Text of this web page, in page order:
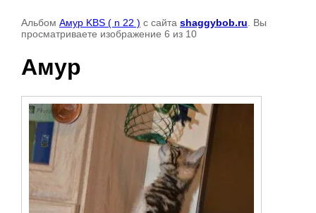
Альбом Амур KBS ( n 22 ) с сайта shaggybob.ru . Вы
просматриваете изображение 6 из 10
Амур